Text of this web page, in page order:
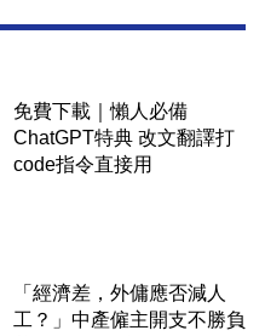
免費下載｜懶人必備
ChatGPT特典 改文翻譯打
code指令直接用
「經濟差，外傭應否減人
工？」中產僱主開支不勝負